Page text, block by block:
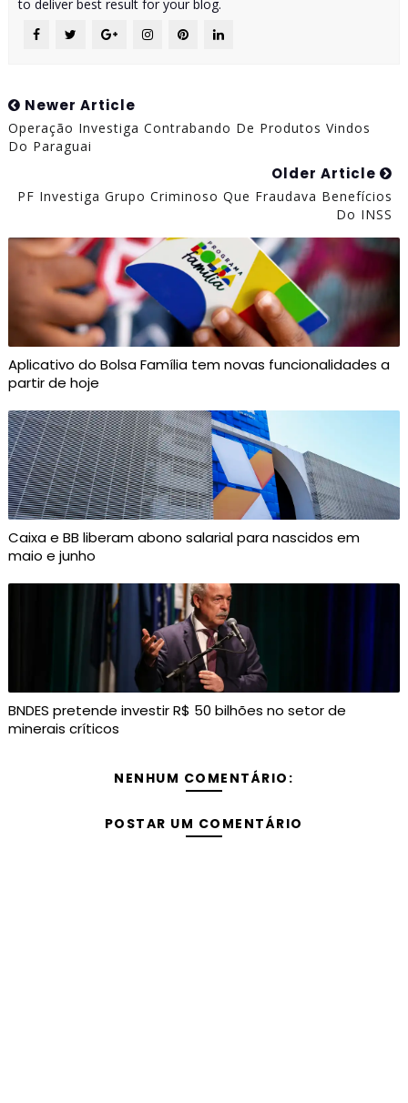
to deliver best result for your blog.
Newer Article
Operação Investiga Contrabando De Produtos Vindos
Do Paraguai
Older Article
PF Investiga Grupo Criminoso Que Fraudava Benefícios
Do INSS
Aplicativo do Bolsa Família tem novas funcionalidades a
partir de hoje
Caixa e BB liberam abono salarial para nascidos em
maio e junho
BNDES pretende investir R$ 50 bilhões no setor de
minerais críticos
NENHUM COMENTÁRIO:
POSTAR UM COMENTÁRIO